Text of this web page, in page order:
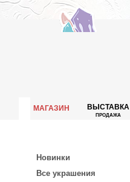
МАГАЗИН ВЫСТАВКА
ПРОДАЖА
Новинки
Все украшения